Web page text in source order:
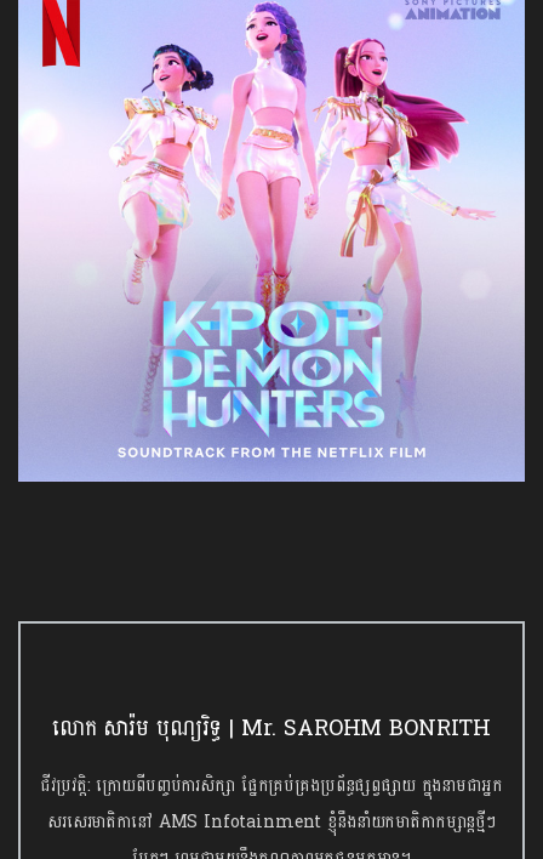
លោក សារ៉ម បុណ្យរិទ្ធ | Mr. SAROHM BONRITH
ជីវប្រវត្តិ: ក្រោយពីបញ្ចប់ការសិក្សា ផ្នែកគ្រប់គ្រងប្រព័ន្ធផ្សព្វផ្សាយ ក្នុងនាមជាអ្នក
សរសេរមាតិកានៅ AMS Infotainment ខ្ញុំនឹងនាំយកមាតិកាកម្សាន្តថ្មីៗ